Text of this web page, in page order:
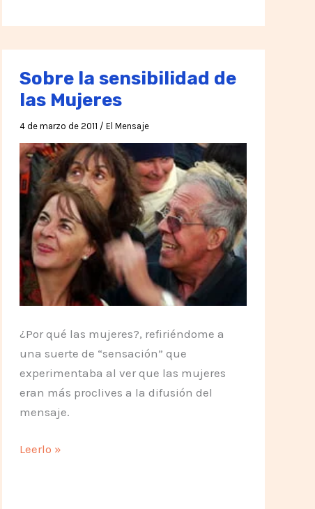
fin
del
Sobre la sensibilidad de
las Mujeres
4 de marzo de 2011 /El Mensaje
¿Por qué las mujeres?, refiriéndome a
una suerte de “sensación” que
experimentaba al ver que las mujeres
eran más proclives a la difusión del
mensaje.
Sobre
Leerlo »